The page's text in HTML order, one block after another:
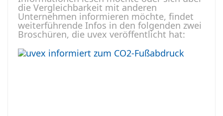
die Vergleichbarkeit mit anderen
Unternehmen informieren möchte, findet
weiterführende Infos in den folgenden zwei
Broschüren, die uvex veröffentlicht hat: